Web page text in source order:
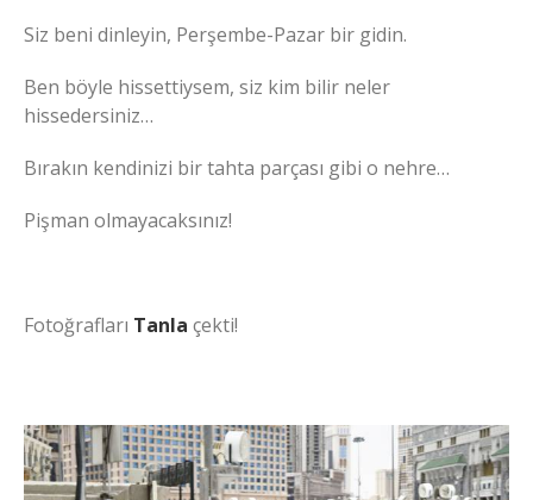
Siz beni dinleyin, Perşembe-Pazar bir gidin.
Ben böyle hissettiysem, siz kim bilir neler
hissedersiniz…
Bırakın kendinizi bir tahta parçası gibi o nehre…
Pişman olmayacaksınız!
Fotoğrafları Tanla çekti!